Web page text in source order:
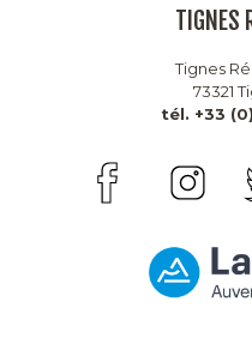
TIGNES
Tignes
73321
tél. +33